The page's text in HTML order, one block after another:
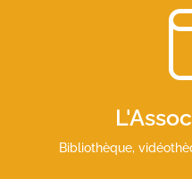
Bibliothèque,